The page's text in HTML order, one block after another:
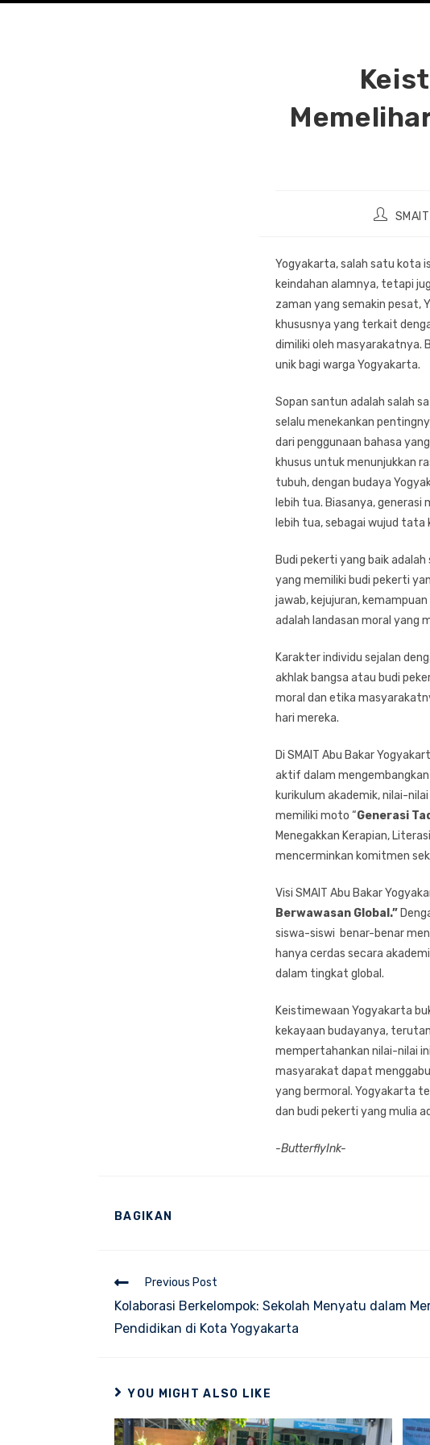
Post
Yogyakarta, salah satu kota
keindahan alamnya, tetapi
zaman yang semakin pesat,
khususnya yang terkait
dimiliki oleh masyarakatnya.
unik bagi warga Yogyakarta.
Sopan santun adalah salah
selalu menekankan
dari penggunaan bahasa
khusus untuk menunjukkan
tubuh, dengan budaya
lebih tua. Biasanya,
lebih tua, sebagai wujud
Budi pekerti yang baik
yang memiliki budi pekerti
jawab, kejujuran,
adalah landasan moral yang
Karakter individu sejalan
akhlak bangsa atau budi
moral dan etika
hari mereka.
Di SMAIT Abu Bakar
aktif dalam mengembangkan
kurikulum akademik, nilai-
memiliki moto “Generasi
Menegakkan Kerapian,
mencerminkan komitmen
Visi SMAIT Abu Bakar
Berwawasan Global.”
siswa-siswi benar-benar
hanya cerdas secara
dalam tingkat global.
Keistimewaan Yogyakarta
kekayaan budayanya,
mempertahankan nilai-nilai
masyarakat dapat
yang bermoral. Yogyakarta
dan budi pekerti yang mulia
-ButterflyInk-
BAGIKAN
CONTENT
Read
articles
Previous Post
Kolaborasi Berkelompok: Sekolah Menyatu dalam
Pendidikan di Kota Yogyakarta
YOU MIGHT ALSO LIKE